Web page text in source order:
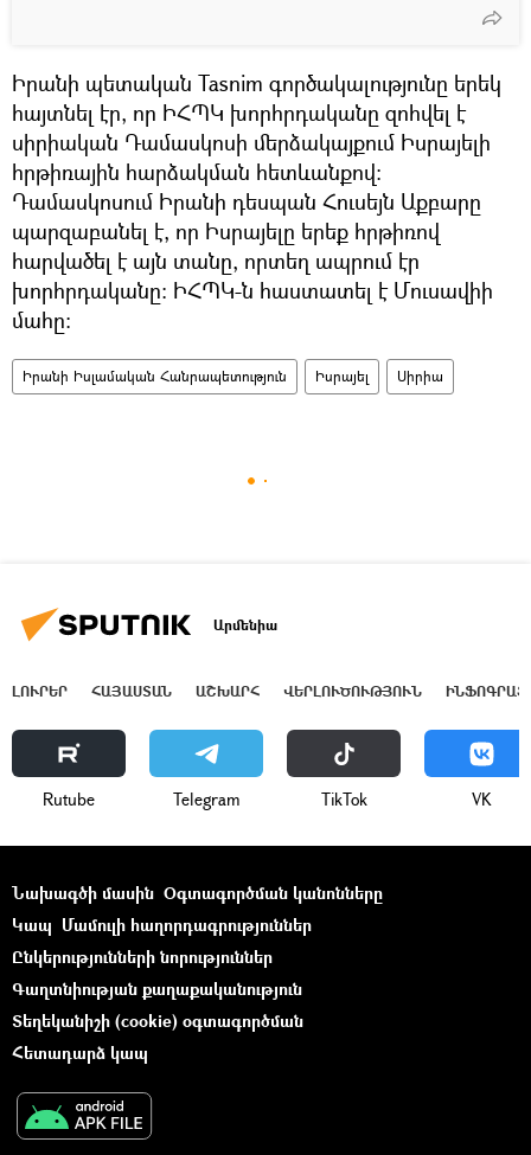
Իրանի պետական Tasnim գործակալությունը երեկ
հայտնել էր, որ ԻՀՊԿ խորհրդականը զոհվել է
սիրիական Դամասկոսի մերձակայքում Իսրայելի
հրթիռային հարձակման հետևանքով:
Դամասկոսում Իրանի դեսպան Հուսեյն Աքբարը
պարզաբանել է, որ Իսրայելը երեք հրթիռով
հարվածել է այն տանը, որտեղ ապրում էր
խորհրդականը: ԻՀՊԿ-ն հաստատել է Մուսավիի
մահը։
Իրանի Իսլամական Հանրապետություն Իսրայել Սիրիա
Արմենիա
ԼՈՒՐԵՐ ՀԱՅԱՍՏԱՆ ԱՇԽԱՐՀ ՎԵՐԼՈՒԾՈՒԹՅՈՒՆ
Rutube Telegram ТikТоk VK
Նախագծի մասին Օգտագործման կանոնները
Կապ Մամուլի հաղորդագրություններ
Ընկերությունների նորություններ
Գաղտնիության քաղաքականություն
Տեղեկանիշի (cookie) օգտագործման
Հետադարձ կապ